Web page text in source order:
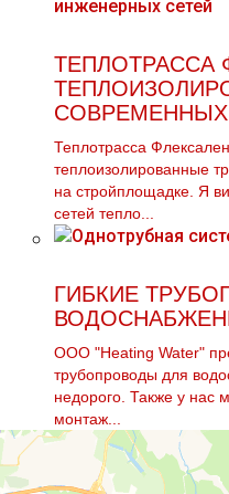
ТЕПЛОТРАССА
Теплотрасса
теплоизолированные
на стройплощадке. Я
сетей тепло...
ГИБКИЕ
ООО "Heating Water"
тpубопроводы для
недорого. Также у нас
мoнтaж...